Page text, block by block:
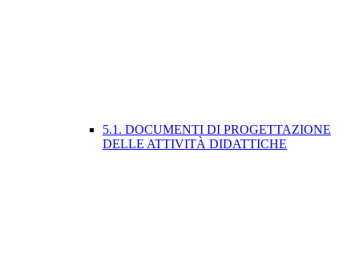
5.1. DOCUMENTI DI PROGETTAZIONE
DELLE ATTIVITÀ DIDATTICHE